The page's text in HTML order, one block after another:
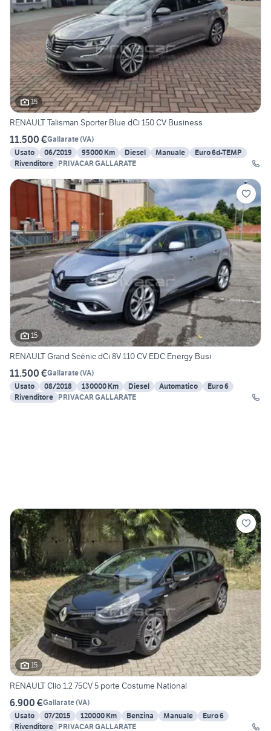
15
RENAULT Talisman Sporter Blue dCi 150 CV Business
11.500 €Gallarate(VA)
Usato
06/2019 95000 Km Diesel Manuale
Euro 6d-TEMP
Rivenditore PRIVACAR GALLARATE
15
RENAULT Grand Scénic dCi 8V 110 CV EDC Energy Busi
11.500 €Gallarate(VA)
Usato
08/2018 130000 Km Diesel Automatico
Euro 6
Rivenditore PRIVACAR GALLARATE
15
RENAULT Clio 1.2 75CV 5 porte Costume National
6.900 €Gallarate(VA)
Usato
07/2015 120000 Km Benzina Manuale
Euro 6
Rivenditore PRIVACAR GALLARATE